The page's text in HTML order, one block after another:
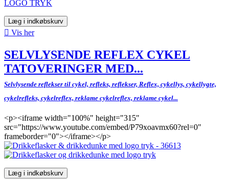
Læg i indkøbskurv
 Vis her
SELVLYSENDE REFLEX CYKEL
TATOVERINGER MED...
Selvlysende reflekser til cykel, refleks, reflekser, Reflex, cykellys, cykellygte,
cykelrefleks, cykelreflex, reklame cykelreflex, reklame cykel...
<p><iframe width="100%" height="315"
src="https://www.youtube.com/embed/P79xoavmx60?rel=0"
frameborder="0"></iframe></p>
Læg i indkøbskurv